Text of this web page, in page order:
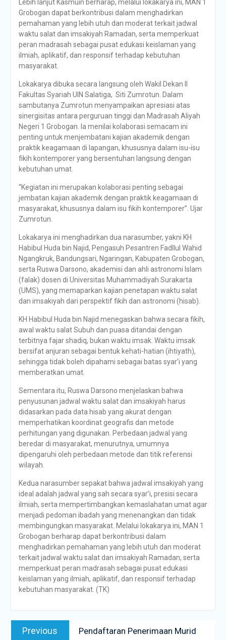
Lebih lanjut Kasmuin berharap, melalui lokakarya ini, MAN 1
Grobogan dapat berkontribusi dalam menghadirkan
pemahaman yang lebih utuh dan moderat terkait jadwal
waktu salat dan imsakiyah Ramadan, serta memperkuat
peran madrasah sebagai pusat edukasi keislaman yang
ilmiah, aplikatif, dan responsif terhadap kebutuhan
masyarakat.
Lokakarya dibuka secara langsung oleh Wakil Dekan II
Fakultas Syariah UIN Salatiga, Siti Zumrotun. Dalam
sambutanya Zumrotun menyampaikan apresiasi atas
sinergisitas antara perguruan tinggi dan Madrasah Aliyah
Negeri 1 Grobogan. Ia menilai kolaborasi semacam ini
penting untuk menjembatani kajian akademik dengan
praktik keagamaan di lapangan, khususnya dalam isu-isu
fikih kontemporer yang bersentuhan langsung dengan
kebutuhan umat.
“Kegiatan ini merupakan kolaborasi penting sebagai
jembatan kajian akademik dengan praktik keagamaan di
masyarakat, khususnya dalam isu fikih kontemporer”. Ujar
Zumrotun.
Lokakarya ini menghadirkan dua narasumber, yakni KH
Habibul Huda bin Najid, Pengasuh Pesantren Fadllul Wahid
Ngangkruk, Bandungsari, Ngaringan, Kabupaten Grobogan,
serta Ruswa Darsono, akademisi dan ahli astronomi Islam
(falak) dosen di Universitas Muhammadiyah Surakarta
(UMS), yang memaparkan kajian penetapan waktu salat
dan imsakiyah dari perspektif fikih dan astronomi (hisab).
KH Habibul Huda bin Najid menegaskan bahwa secara fikih,
awal waktu salat Subuh dan puasa ditandai dengan
terbitnya fajar shadiq, bukan waktu imsak. Waktu imsak
bersifat anjuran sebagai bentuk kehati-hatian (ihtiyath),
sehingga tidak boleh dipahami sebagai batas syar’i yang
memberatkan umat.
Sementara itu, Ruswa Darsono menjelaskan bahwa
penyusunan jadwal waktu salat dan imsakiyah harus
didasarkan pada data hisab yang akurat dengan
memperhatikan koordinat geografis dan metode
perhitungan yang digunakan. Perbedaan jadwal yang
beredar di masyarakat, menurutnya, umumnya
dipengaruhi oleh perbedaan metode dan titik referensi
wilayah.
Kedua narasumber sepakat bahwa jadwal imsakiyah yang
ideal adalah jadwal yang sah secara syar’i, presisi secara
ilmiah, serta mempertimbangkan kemaslahatan umat agar
menjadi pedoman ibadah yang menenangkan dan tidak
membingungkan masyarakat. Melalui lokakarya ini, MAN 1
Grobogan berharap dapat berkontribusi dalam
menghadirkan pemahaman yang lebih utuh dan moderat
terkait jadwal waktu salat dan imsakiyah Ramadan, serta
memperkuat peran madrasah sebagai pusat edukasi
keislaman yang ilmiah, aplikatif, dan responsif terhadap
kebutuhan masyarakat. (TK)
Previous Pendaftaran Penerimaan Murid